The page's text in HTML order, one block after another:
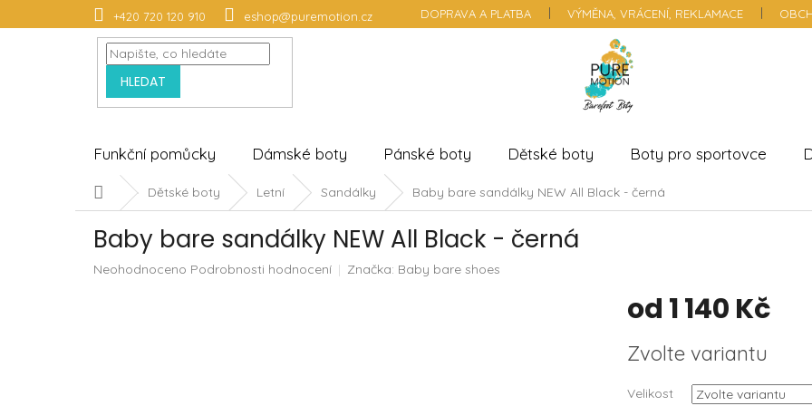
na
+420 720 120 910 eshop@puremotion.cz DOPRAVA A PLATBA VÝMĚNA, VRÁCENÍ, REKLAMACE
HLEDAT
Funkční pomůcky Dámské boty Pánské boty Dětské boty Boty pro sportovce
Domů Dětské boty Letní Sandálky Baby bare sandálky NEW All Black - černá
Baby bare sandálky NEW All Black - černá
Průměrné
Neohodnoceno Podrobnosti hodnocení Značka: Baby bare shoes
od 1 140 Kč
cena:
Zvolte variantu
Velikost